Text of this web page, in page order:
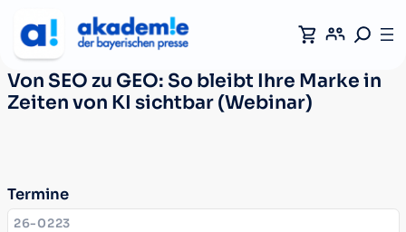
Von SEO zu GEO: So bleibt Ihre Marke in
Zeiten von KI sichtbar (Webinar)
Termine
KURSNUMMER:
26-0223